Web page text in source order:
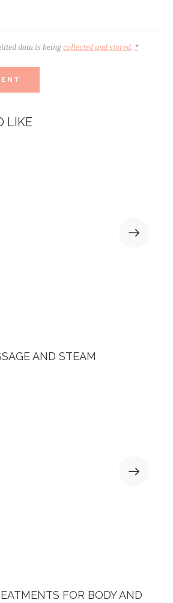
data is beingcollected and stored. *
LIKE
AND STEAM
FOR BODY AND